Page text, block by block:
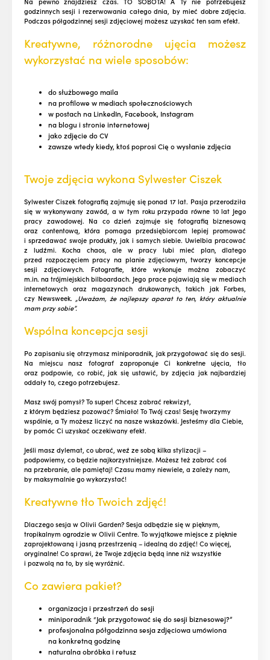
godzinnych sesji i rezerwowania całego dnia, by mieć dobre zdjęcia.
Podczas półgodzinnej sesji zdjęciowej możesz uzyskać ten sam efekt.
Kreatywne, różnorodne ujęcia możesz
wykorzystać na wiele sposobów:
do służbowego maila
na profilowe w mediach społecznościowych
w postach na LinkedIn, Facebook, Instagram
na blogu i stronie internetowej
jako zdjęcie do CV
zawsze wtedy kiedy, ktoś poprosi Cię o wysłanie zdjęcia
Twoje zdjęcia wykona Sylwester Ciszek
Sylwester Ciszek fotografią zajmuję się ponad 17 lat. Pasja przerodziła
się w wykonywany zawód, a w tym roku przypada równe 10 lat Jego
pracy zawodowej. Na co dzień zajmuje się fotografią biznesową
oraz contentową, która pomaga przedsiębiorcom lepiej promować
i sprzedawać swoje produkty, jak i samych siebie. Uwielbia pracować
z ludźmi. Kocha chaos, ale w pracy lubi mieć plan, dlatego
przed rozpoczęciem pracy na planie zdjęciowym, tworzy koncepcje
sesji zdjęciowych. Fotografie, które wykonuje można zobaczyć
m.in. na trójmiejskich bilboardach. Jego prace pojawiają się w mediach
internetowych oraz magazynach drukowanych, takich jak Forbes,
czy Newsweek. „Uważam, że najlepszy aparat to ten, który aktualnie
mam przy sobie”.
Wspólna koncepcja sesji
Po zapisaniu się otrzymasz miniporadnik, jak przygotować się do sesji.
Na miejscu nasz fotograf zaproponuje Ci konkretne ujęcia, tło
oraz podpowie, co robić, jak się ustawić, by zdjęcia jak najbardziej
oddały to, czego potrzebujesz.
Masz swój pomysł? To super! Chcesz zabrać rekwizyt,
z którym będziesz pozować? Śmiało! To Twój czas! Sesję tworzymy
wspólnie, a Ty możesz liczyć na nasze wskazówki. Jesteśmy dla Ciebie,
by pomóc Ci uzyskać oczekiwany efekt.
Jeśli masz dylemat, co ubrać, weź ze sobą kilka stylizacji –
podpowiemy, co będzie najkorzystniejsze. Możesz też zabrać coś
na przebranie, ale pamiętaj! Czasu mamy niewiele, a zależy nam,
by maksymalnie go wykorzystać!
Kreatywne tło Twoich zdjęć!
Dlaczego sesja w Olivii Garden? Sesja odbędzie się w pięknym,
tropikalnym ogrodzie w Olivii Centre. To wyjątkowe miejsce z pięknie
zaprojektowaną i jasną przestrzenią – idealną do zdjęć! Co więcej,
oryginalne! Co sprawi, że Twoje zdjęcia będą inne niż wszystkie
i pozwolą na to, by się wyróżnić.
Co zawiera pakiet?
organizacja i przestrzeń do sesji
miniporadnik “Jak przygotować się do sesji biznesowej?”
profesjonalna półgodzinna sesja zdjęciowa umówiona
na konkretną godzinę
naturalna obróbka i retusz